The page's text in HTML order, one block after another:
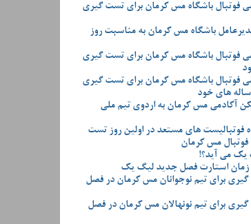
فوتبال باشگاه مس کرمان برای تست گیری
باشگاه مس کرمان به مناسبت روز
فوتبال باشگاه مس کرمان برای تست گیری
فوتبال باشگاه مس کرمان برای تست گیری
آکادمی مس کرمان به اردوی تیم ملی
فوتبالیست های مستعد در اولین روز تست
مس کرمان
زمان استارت فصل جدید لیگ یک
برای تیم نوجوانان مس کرمان در فصل
برای تیم نونهالان مس کرمان در فصل